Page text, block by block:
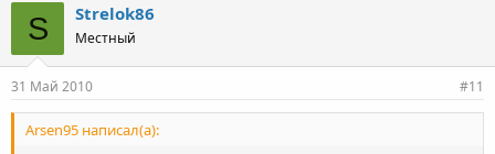
S Strelok86
Местный
31 Май 2010 #11
Arsen95 написал(а):